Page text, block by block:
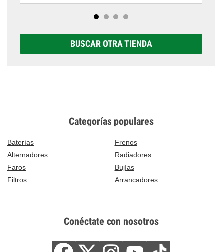
BUSCAR OTRA TIENDA
Categorías populares
Baterías
Frenos
Alternadores
Radiadores
Faros
Bujías
Filtros
Arrancadores
Conéctate con nosotros